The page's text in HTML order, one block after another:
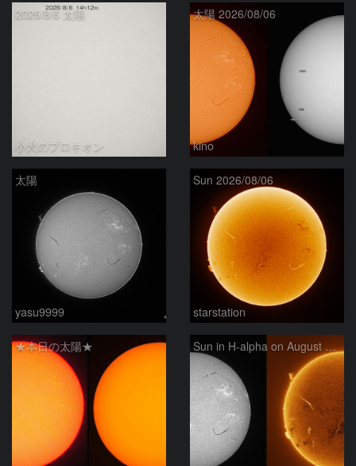
2026/8/6 太陽
小犬のプロキオン
太陽 2026/08/06
kino
太陽
yasu9999
Sun 2026/08/06
starstation
★本日の太陽★ Sun in H-alpha on August 6, 2026